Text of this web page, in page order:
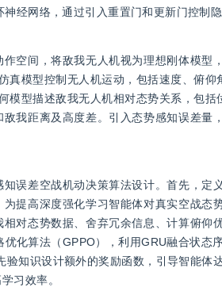
经网络，通过引入重置门和更新门控制
空间，将敌我无人机视为理想刚体模
真模型控制无人机运动，包括速度、俯
模型描述敌我无人机相对态势关系，包
我距离及高度差。引入态势感知误差
误差空战机动决策算法设计。首先，
提高深度强化学习智能体对真实空战
对态势数据、舍弃冗余信息、计算俯
优化算法（GPPO），利用GRU融合状
验知识设计额外的奖励函数，引导智能
习效率。